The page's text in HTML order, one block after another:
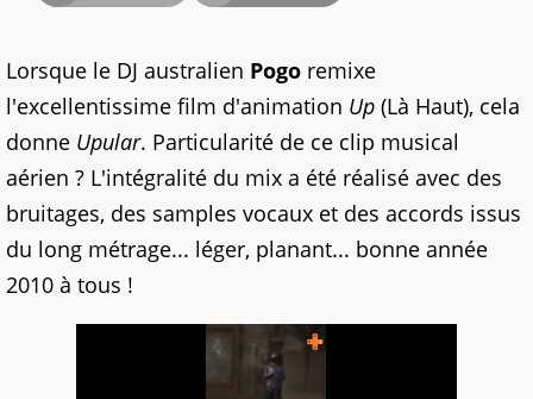
Lorsque le DJ australien Pogo remixe
l'excellentissime film d'animation Up (Là Haut), cela
donne Upular. Particularité de ce clip musical
aérien ? L'intégralité du mix a été réalisé avec des
bruitages, des samples vocaux et des accords issus
du long métrage... léger, planant... bonne année
2010 à tous !